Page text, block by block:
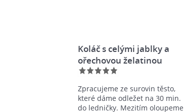
Koláč s celými jablky a
ořechovou želatinou
Zpracujeme ze surovin těsto,
které dáme odležet na 30 min.
do ledničky. Mezitím oloupeme